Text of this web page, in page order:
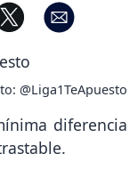
@Liga1TeApuesto
diferencia